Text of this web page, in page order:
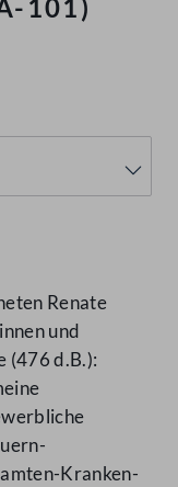
101)
Renate
und
(476 d.B.):
Kranken-